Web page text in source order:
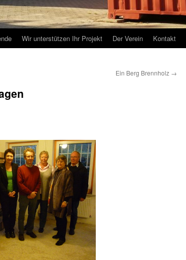
Wir unterstützen Ihr Projekt Der Verein Kontakt
Ein Berg Brennholz →